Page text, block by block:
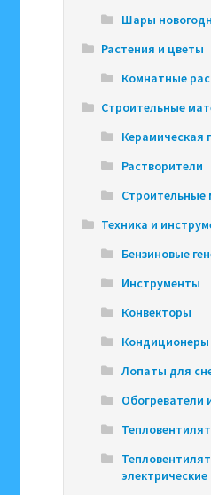
Шары
Растения и цветы
Комнатные
Строительные
Керамическая
Растворители
Строительные
Техника и
Бензиновые
Инструменты
Конвекторы
Лопаты для
Обогреватели
электрические